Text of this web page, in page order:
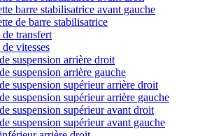
barre stabilisatrice avant gauche
de barre stabilisatrice
transfert
vitesses
suspension arrière droit
suspension arrière gauche
suspension supérieur arrière droit
suspension supérieur arrière gauche
suspension supérieur avant droit
suspension supérieur avant gauche